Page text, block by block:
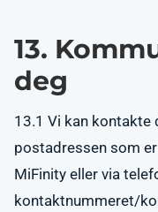
13.
deg
13.1 Vi kan
postadressen som
MiFinity eller via
kontaktnummeret/